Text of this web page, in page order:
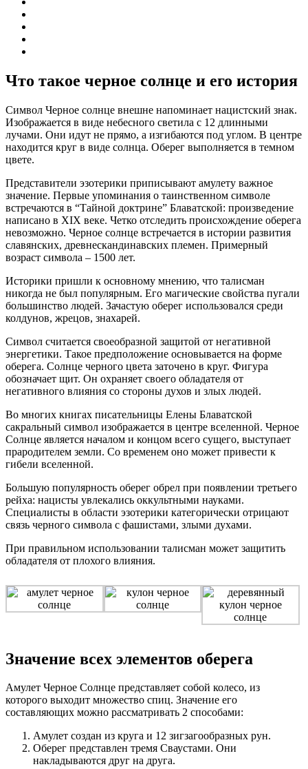
Что такое черное солнце и его история
Символ Черное солнце внешне напоминает нацистский знак.
Изображается в виде небесного светила с 12 длинными
лучами. Они идут не прямо, а изгибаются под углом. В центре
находится круг в виде солнца. Оберег выполняется в темном
цвете.
Представители эзотерики приписывают амулету важное
значение. Первые упоминания о таинственном символе
встречаются в “Тайной доктрине” Блаватской: произведение
написано в XIX веке. Четко отследить происхождение оберега
невозможно. Черное солнце встречается в истории развития
славянских, древнескандинавских племен. Примерный
возраст символа – 1500 лет.
Историки пришли к основному мнению, что талисман
никогда не был популярным. Его магические свойства пугали
большинство людей. Зачастую оберег использовался среди
колдунов, жрецов, знахарей.
Символ считается своеобразной защитой от негативной
энергетики. Такое предположение основывается на форме
оберега. Солнце черного цвета заточено в круг. Фигура
обозначает щит. Он охраняет своего обладателя от
негативного влияния со стороны духов и злых людей.
Во многих книгах писательницы Елены Блаватской
сакральный символ изображается в центре вселенной. Черное
Солнце является началом и концом всего сущего, выступает
прародителем земли. Со временем оно может привести к
гибели вселенной.
Большую популярность оберег обрел при появлении третьего
рейха: нацисты увлекались оккультными науками.
Специалисты в области эзотерики категорически отрицают
связь черного символа с фашистами, злыми духами.
При правильном использовании талисман может защитить
обладателя от плохого влияния.
Значение всех элементов оберега
Амулет Черное Солнце представляет собой колесо, из
которого выходит множество спиц. Значение его
составляющих можно рассматривать 2 способами:
Амулет создан из круга и 12 зигзагообразных рун.
Оберег представлен тремя Сваустами. Они
накладываются друг на друга.